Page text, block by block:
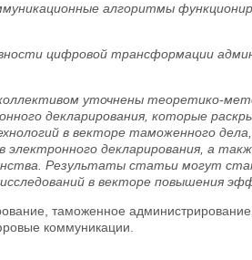
алгоритмы
цифровой трансформации
уточнены теоретико-
декларирования, которые
в векторе таможенного
электронного декларирования, а
Результаты статьи могут
в векторе повышения
таможенное
коммуникации.